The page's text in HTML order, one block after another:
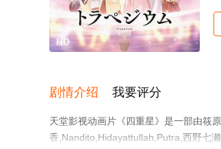
HD
剧情介绍 我要评分
天堂影视动画片《四重星》是一部由筱
香,Nandito,Hidayattullah,Putra,西野七